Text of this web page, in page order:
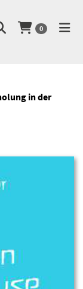
0
in der